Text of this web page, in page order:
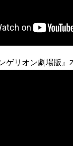
ゲリオン劇場版』